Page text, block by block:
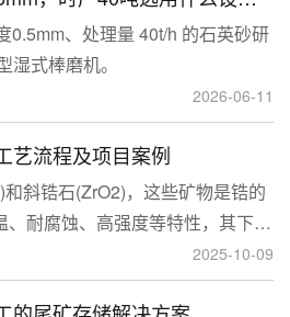
0.5mm、处理量 40t/h 的石英砂研
式棒磨机。
2026-06-11
艺流程及项目案例
斜锆石(ZrO2)，这些矿物是锆的
、耐腐蚀、高强度等特性，其下游
耐火材料、铸造、电子和化工等多
瓷和锆基合金中的需求不断增长。
2025-10-09